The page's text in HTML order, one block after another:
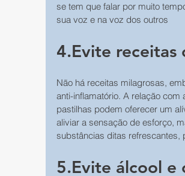
se tem que falar por muito
sua voz e na voz dos outros
4.Evite receitas
Não há receitas milagrosas,
anti-inflamatório. A relação
pastilhas podem oferecer um
aliviar a sensação de esforço,
substâncias ditas refrescantes,
5.Evite álcool e